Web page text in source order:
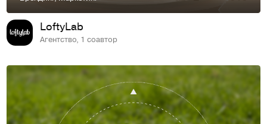
LoftyLab
Агентство, 1 соавтор